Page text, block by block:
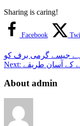
Sharing is caring!
Facebook
ہے جیسے گرمی برف کو
Next: کے آسان طریقے
About admin